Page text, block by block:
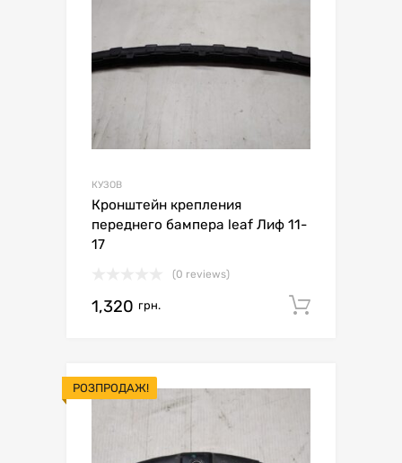
КУЗОВ
Кронштейн крепления
переднего бампера leaf Лиф 11-
17
(0 reviews)
1,320 грн.
РОЗПРОДАЖ!